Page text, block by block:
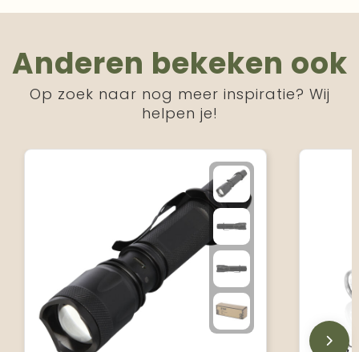
Anderen bekeken ook
Op zoek naar nog meer inspiratie? Wij
helpen je!